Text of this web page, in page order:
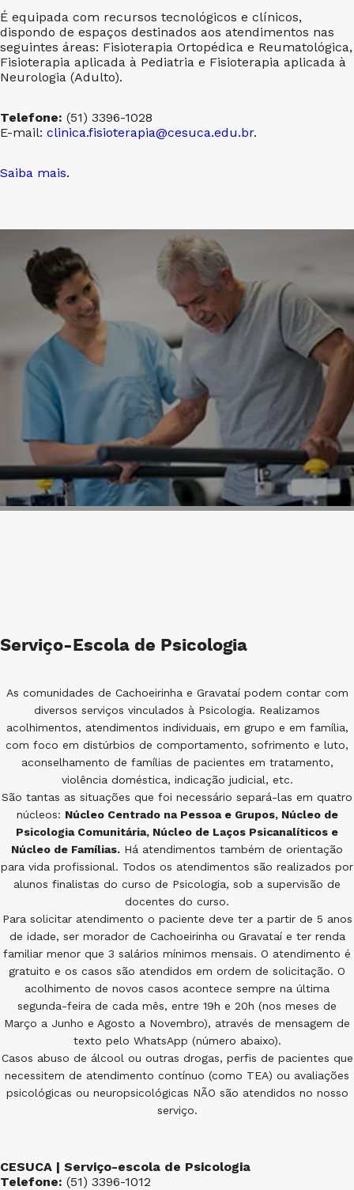
É equipada com recursos tecnológicos e clínicos,
dispondo de espaços destinados aos atendimentos nas
seguintes áreas: Fisioterapia Ortopédica e Reumatológica,
Fisioterapia aplicada à Pediatria e Fisioterapia aplicada à
Neurologia (Adulto).
Telefone: (51) 3396-1028
E-mail: clinica.fisioterapia@cesuca.edu.br.
Saiba mais.
Serviço-Escola de Psicologia
As comunidades de Cachoeirinha e Gravataí podem contar com
diversos serviços vinculados à Psicologia. Realizamos
acolhimentos, atendimentos individuais, em grupo e em família,
com foco em distúrbios de comportamento, sofrimento e luto,
aconselhamento de famílias de pacientes em tratamento,
violência doméstica, indicação judicial, etc.
São tantas as situações que foi necessário separá-las em quatro
núcleos: Núcleo Centrado na Pessoa e Grupos, Núcleo de
Psicologia Comunitária, Núcleo de Laços Psicanalíticos e
Núcleo de Famílias. Há atendimentos também de orientação
para vida profissional. Todos os atendimentos são realizados por
alunos finalistas do curso de Psicologia, sob a supervisão de
docentes do curso.
Para solicitar atendimento o paciente deve ter a partir de 5 anos
de idade, ser morador de Cachoeirinha ou Gravataí e ter renda
familiar menor que 3 salários mínimos mensais. O atendimento é
gratuito e os casos são atendidos em ordem de solicitação. O
acolhimento de novos casos acontece sempre na última
segunda-feira de cada mês, entre 19h e 20h (nos meses de
Março a Junho e Agosto a Novembro), através de mensagem de
texto pelo WhatsApp (número abaixo).
Casos abuso de álcool ou outras drogas, perfis de pacientes que
necessitem de atendimento contínuo (como TEA) ou avaliações
psicológicas ou neuropsicológicas NÃO são atendidos no nosso
serviço.
CESUCA | Serviço-escola de Psicologia
Telefone: (51) 3396-1012